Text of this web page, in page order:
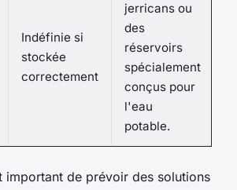
Indéfinie si
stockée
correctement
jerricans ou
des
réservoirs
spécialement
conçus pour
l'eau
potable.
important de prévoir des solutions